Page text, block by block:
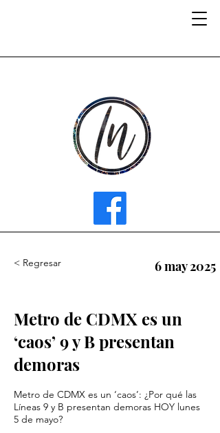
< Regresar 6 may 2025
Metro de CDMX es un
‘caos’ 9 y B presentan
demoras
Metro de CDMX es un ‘caos’: ¿Por qué las
Líneas 9 y B presentan demoras HOY lunes
5 de mayo?